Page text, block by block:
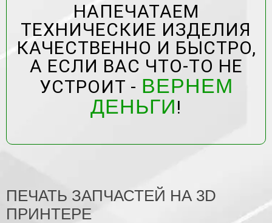
НАПЕЧАТАЕМ
ТЕХНИЧЕСКИЕ ИЗДЕЛИЯ
КАЧЕСТВЕННО И БЫСТРО,
А ЕСЛИ ВАС ЧТО-ТО НЕ
УСТРОИТ - ВЕРНЕМ
ДЕНЬГИ!
ПЕЧАТЬ ЗАПЧАСТЕЙ НА 3D
ПРИНТЕРЕ